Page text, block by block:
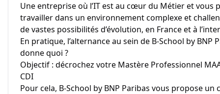
Une entreprise où l’IT est au cœur du Métier et vous
travailler dans un environnement complexe et
de vastes possibilités d’évolution, en France et à
En pratique, l’alternance au sein de B-School by BNP
donne quoi ?
Objectif : décrochez votre Mastère Professionnel
CDI
Pour cela, B-School by BNP Paribas vous propose un